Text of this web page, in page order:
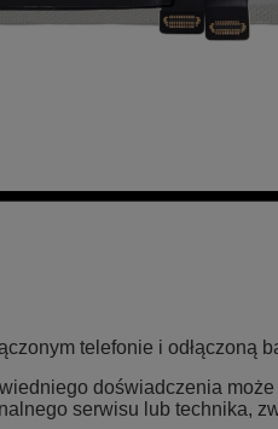
telefonie i odłączoną
doświadczenia
serwisu lub technika,